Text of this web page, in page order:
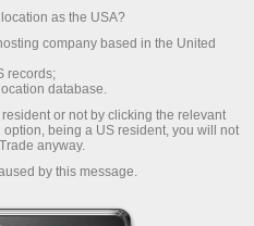
as the USA?
company based in the United
records;
database.
or not by clicking the relevant
being a US resident, you will not
anyway.
by this message.